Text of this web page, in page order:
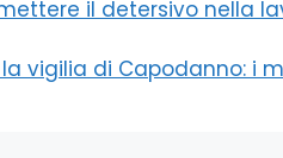
il detersivo nella
vigilia di Capodanno: i